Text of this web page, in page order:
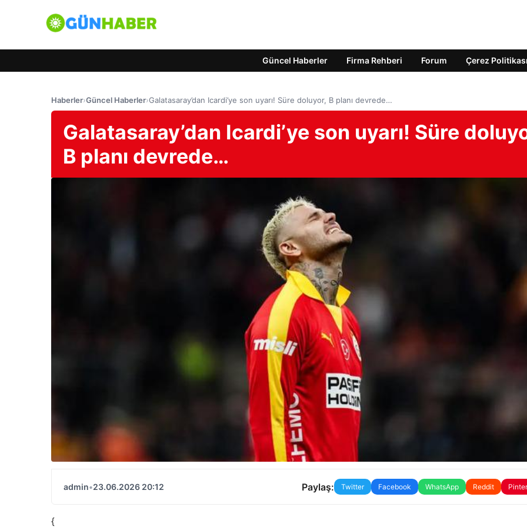
Güncel Haberler Firma Rehberi Forum Çerez Politikası
Haberler›Güncel Haberler›Galatasaray’dan Icardi’ye son uyarı! Süre doluyor, B planı devrede…
Galatasaray’dan Icardi’ye son uyarı! Süre
B planı devrede…
admin•23.06.2026 20:12 Paylaş: Twitter Facebook WhatsApp Reddit
{